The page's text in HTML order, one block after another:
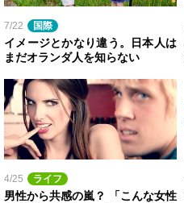
7/22 国際
イメージとかなり違う。日本人は
まだオランダ人を知らない
4/25 ライフ
男性から共感の嵐？ 「こんな女性